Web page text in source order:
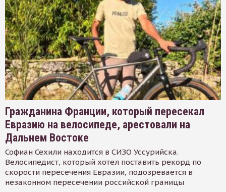
Гражданина Франции, который пересекал
Евразию на велосипеде, арестовали на
Дальнем Востоке
Софиан Сехили находится в СИЗО Уссурийска.
Велосипедист, который хотел поставить рекорд по
скорости пересечения Евразии, подозревается в
незаконном пересечении российской границы